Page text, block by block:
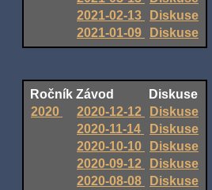
2021-02-13
Diskuse
2021-01-09
Diskuse
Ročník Závod
Diskuse
2020
2020-12-12
Diskuse
2020-11-14
Diskuse
2020-10-10
Diskuse
2020-09-12
Diskuse
2020-08-08
Diskuse